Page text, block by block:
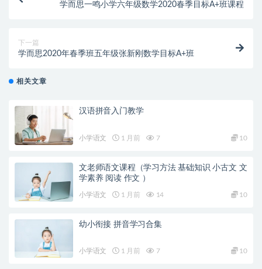
学而思一鸣小学六年级数学2020春季目标A+班课程
下一篇
学而思2020年春季班五年级张新刚数学目标A+班
相关文章
汉语拼音入门教学
小学语文 1 月前 7 10
文老师语文课程（学习方法 基础知识 小古文 文
学素养 阅读 作文 ）
小学语文 1 月前 14 10
幼小衔接 拼音学习合集
小学语文 1 月前 7 10